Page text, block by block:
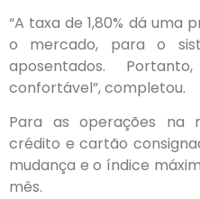
“A taxa de 1,80% dá uma
o mercado, para o
aposentados.
confortável”, completou.
Para as operações na
crédito e cartão
mudança e o índice
mês.